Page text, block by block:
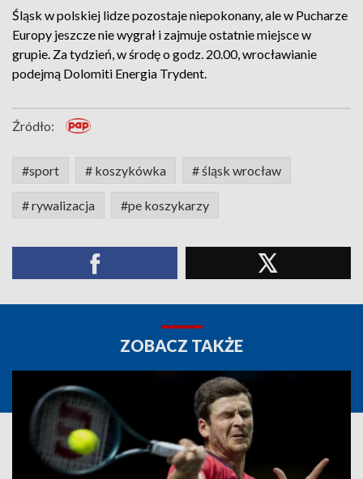
Śląsk w polskiej lidze pozostaje niepokonany, ale w Pucharze
Europy jeszcze nie wygrał i zajmuje ostatnie miejsce w
grupie. Za tydzień, w środę o godz. 20.00, wrocławianie
podejmą Dolomiti Energia Trydent.
Źródło:
#sport # koszykówka # śląsk wrocław
# rywalizacja #pe koszykarzy
ZOBACZ TAKŻE